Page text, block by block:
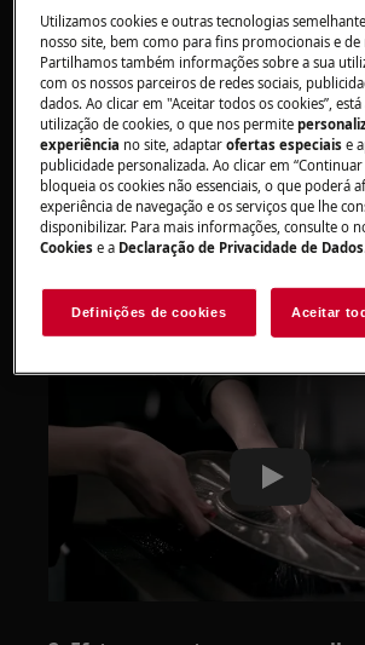
Pode encontrar informação
e manutenção nomanual do
Play
Utilizamos cookies e outras tecnologias
nosso site, bem como para fins promocionais e
Partilhamos também informações sobre a sua
com os nossos parceiros de redes sociais,
dados. Ao clicar em "Aceitar todos os cookies”,
utilização de cookies, o que nos permite
experiência no site, adaptarofertas especiaise
publicidade personalizada. Ao clicar em “Continuar
bloqueia os cookies não essenciais, o que poderá
experiência de navegação e os serviços que lhe
disponibilizar. Para mais informações, consulte o
Cookies e a Declaração de Privacidade de Dados
Definições de cookies Aceitar